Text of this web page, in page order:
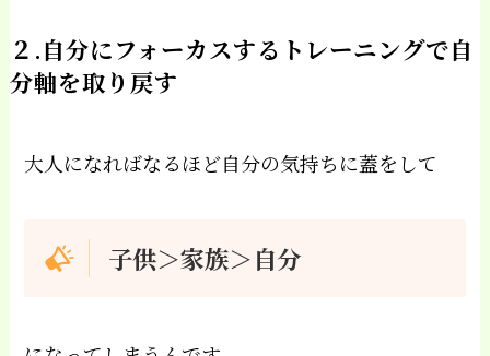
２.自分にフォーカスするトレーニングで自
分軸を取り戻す
大人になればなるほど自分の気持ちに蓋をして
子供＞家族＞自分